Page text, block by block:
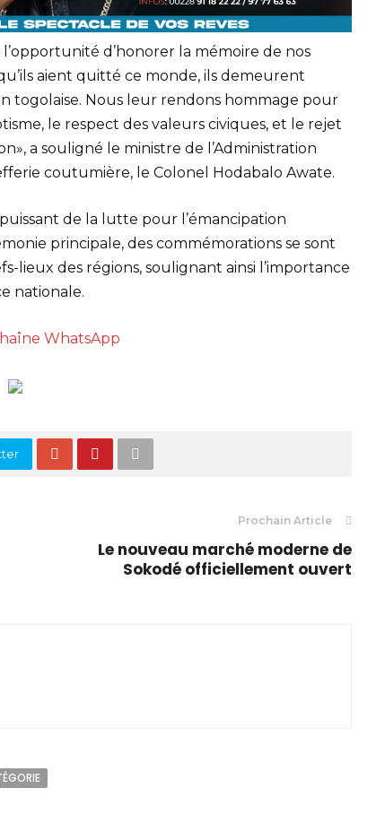
d’honorer la mémoire de nos
aient quitté ce monde, ils demeurent
togolaise. Nous leur rendons hommage pour
le respect des valeurs civiques, et le rejet
a souligné le ministre de l’Administration
coutumière, le Colonel Hodabalo Awate.
de la lutte pour l’émancipation
principale, des commémorations se sont
lieux des régions, soulignant ainsi l’importance
nationale.
WhatsApp
Prochain Article
Le nouveau marché moderne de
Sokodé officiellement ouvert